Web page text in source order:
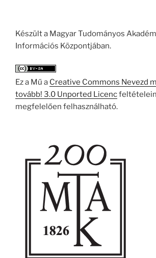
Készült a Magyar Tudományos
Információs Központjában.
Ez a Mű a Creative Commons Nevezd
tovább! 3.0 Unported Licenc
megfelelően felhasználható.